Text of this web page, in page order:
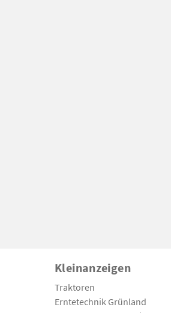
Kleinanzeigen
Traktoren
Erntetechnik Grünland